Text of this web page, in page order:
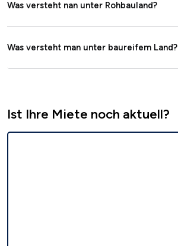
Was versteht nan unter Rohbauland?
Was versteht man unter baureifem Land?
Ist Ihre Miete noch aktuell?